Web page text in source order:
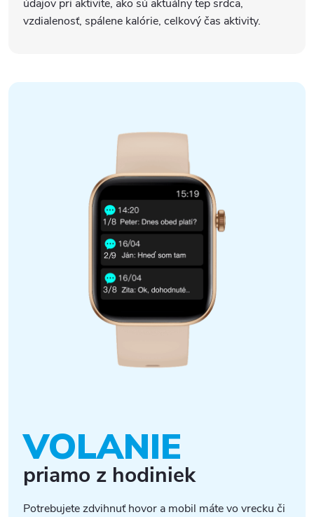
údajov pri aktivite, ako sú aktuálny tep srdca,
vzdialenosť, spálene kalórie, celkový čas aktivity.
VOLANIE
priamo z hodiniek
Potrebujete zdvihnuť hovor a mobil máte vo vrecku či